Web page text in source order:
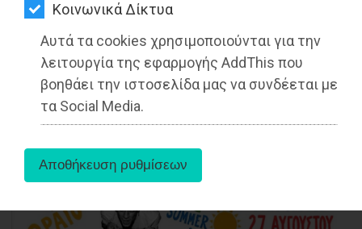
Kοινωνικά Δίκτυα
Αυτά τα cookies χρησιμοποιούνται για την
λειτουργία της εφαρμογής AddThis που
βοηθάει την ιστοσελίδα μας να συνδέεται με
τα Social Media.
ΨΙΘΥΡΟΙ
ΑΠΟΣΤΟΛΗ
ΑΡΘΡΩΝ
27-05-2025
Από τo Dimotisnews